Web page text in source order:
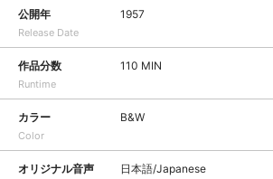
公開年
Release Date
1957
作品分数
Runtime
110 MIN
カラー
Color
B&W
オリジナル音声 日本語/Japanese